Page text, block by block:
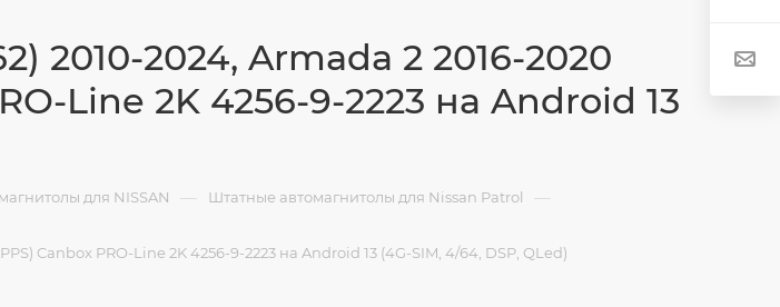
2010-2024, Armada 2 2016-2020
Line 2K 4256-9-2223 на Android 13
для NISSAN — Штатные автомагнитолы для Nissan Patrol —
Canbox PRO-Line 2K 4256-9-2223 на Android 13 (4G-SIM, 4/64, DSP, QLed)